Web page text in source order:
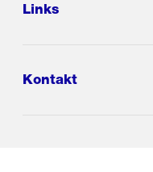
Links
Kontakt